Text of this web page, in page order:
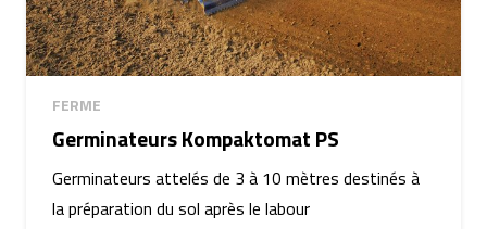
FERME
Germinateurs Kompaktomat PS
Germinateurs attelés de 3 à 10 mètres destinés à
la préparation du sol après le labour